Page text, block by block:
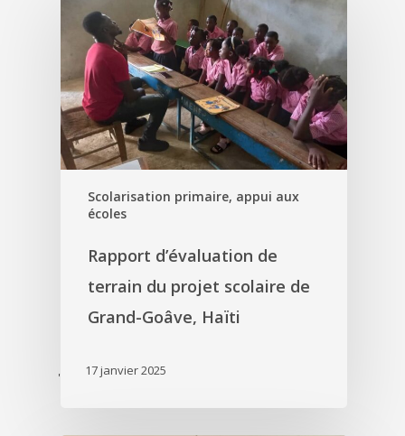
'
Scolarisation primaire, appui aux
écoles
Rapport d’évaluation de
terrain du projet scolaire de
Grand-Goâve, Haïti
17 janvier 2025